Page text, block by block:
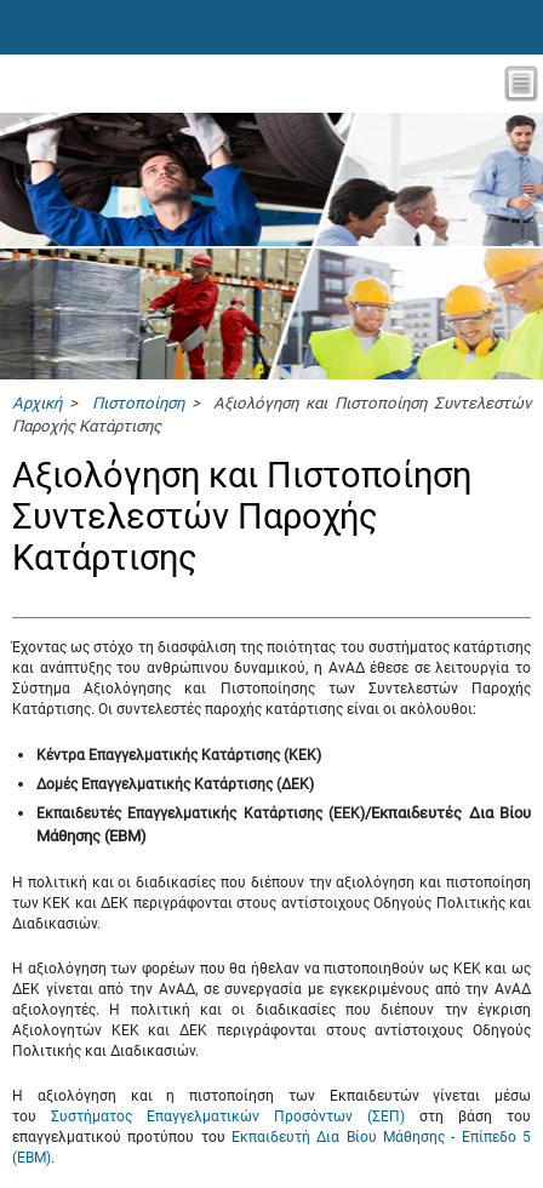
Αρχική> Πιστοποίηση> Αξιολόγηση και Πιστοποίηση Συντελεστών
Παροχής Κατάρτισης
Αξιολόγηση και Πιστοποίηση
Συντελεστών Παροχής
Κατάρτισης
Έχοντας ως στόχο τη διασφάλιση της ποιότητας του συστήματος κατάρτισης
και ανάπτυξης του ανθρώπινου δυναμικού, η ΑνΑΔ έθεσε σε λειτουργία το
Σύστημα Αξιολόγησης και Πιστοποίησης των Συντελεστών Παροχής
Κατάρτισης. Οι συντελεστές παροχής κατάρτισης είναι οι ακόλουθοι:
Κέντρα Επαγγελματικής Κατάρτισης (ΚΕΚ)
Δομές Επαγγελματικής Κατάρτισης (ΔΕΚ)
Εκπαιδευτές Επαγγελματικής Κατάρτισης (ΕΕΚ)/Εκπαιδευτές Δια Βίου
Μάθησης (ΕΒΜ)
Η πολιτική και οι διαδικασίες που διέπουν την αξιολόγηση και πιστοποίηση
των ΚΕΚ και ΔΕΚ περιγράφονται στους αντίστοιχους Οδηγούς Πολιτικής και
Διαδικασιών.
Η αξιολόγηση των φορέων που θα ήθελαν να πιστοποιηθούν ως ΚΕΚ και ως
ΔΕΚ γίνεται από την ΑνΑΔ, σε συνεργασία με εγκεκριμένους από την ΑνΑΔ
αξιολογητές. Η πολιτική και οι διαδικασίες που διέπουν την έγκριση
Αξιολογητών ΚΕΚ και ΔΕΚ περιγράφονται στους αντίστοιχους Οδηγούς
Πολιτικής και Διαδικασιών.
Η αξιολόγηση και η πιστοποίηση των Εκπαιδευτών γίνεται μέσω
του Συστήματος Επαγγελματικών Προσόντων (ΣΕΠ) στη βάση του
επαγγελματικού προτύπου του Εκπαιδευτή Δια Βίου Μάθησης - Επίπεδο 5
(ΕΒΜ).